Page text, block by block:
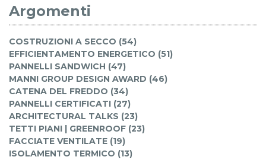
Argomenti
COSTRUZIONI A SECCO (54)
EFFICIENTAMENTO ENERGETICO (51)
PANNELLI SANDWICH (47)
MANNI GROUP DESIGN AWARD (46)
CATENA DEL FREDDO (34)
PANNELLI CERTIFICATI (27)
ARCHITECTURAL TALKS (23)
TETTI PIANI | GREENROOF (23)
FACCIATE VENTILATE (19)
ISOLAMENTO TERMICO (13)